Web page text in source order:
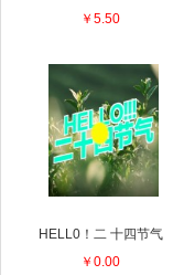
￥5.50
HELL0！二 十四节气
￥0.00